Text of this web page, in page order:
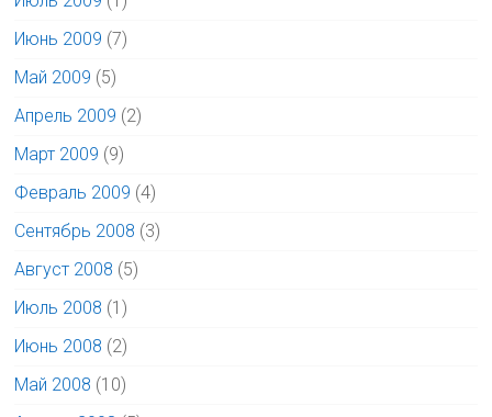
Июнь 2009 (7)
Май 2009 (5)
Апрель 2009 (2)
Март 2009 (9)
Февраль 2009 (4)
Сентябрь 2008 (3)
Август 2008 (5)
Июль 2008 (1)
Июнь 2008 (2)
Май 2008 (10)